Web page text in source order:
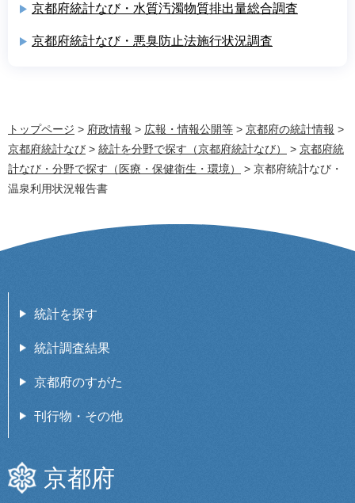
京都府統計なび・水質汚濁物質排出量総合調査
京都府統計なび・悪臭防止法施行状況調査
トップページ > 府政情報 > 広報・情報公開等 > 京都府の統計情報 >
京都府統計なび > 統計を分野で探す（京都府統計なび） > 京都府統
計なび・分野で探す（医療・保健衛生・環境）
> 京都府統計なび・
温泉利用状況報告書
統計を探す
統計調査結果
京都府のすがた
刊行物・その他
京都府